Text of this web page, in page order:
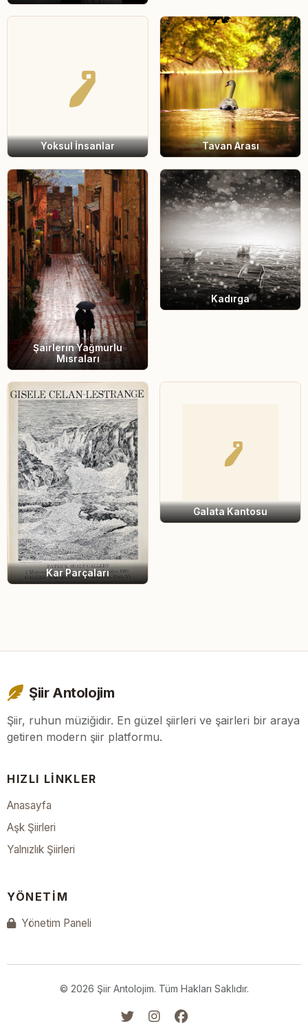
Yoksul İnsanlar Tavan Arası
Şairlerin Yağmurlu
Mısraları
Kadırga
Kar Parçaları
Galata Kantosu
Şiir Antolojim
Şiir, ruhun müziğidir. En güzel şiirleri ve şairleri bir araya
getiren modern şiir platformu.
HIZLI LINKLER
Anasayfa
Aşk Şiirleri
Yalnızlık Şiirleri
YÖNETIM
Yönetim Paneli
© 2026 Şiir Antolojim. Tüm Hakları Saklıdır.